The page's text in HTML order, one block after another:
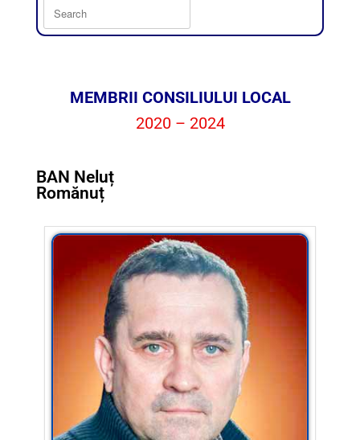
MEMBRII CONSILIULUI LOCAL
2020 – 2024
BAN Neluț
Romănuț